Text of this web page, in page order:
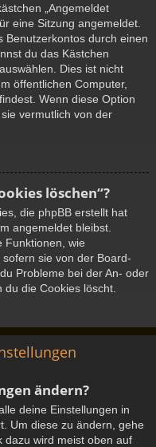
„Angemeldet
eine Sitzung angemeldet.
Benutzerkontos durch einen
du das Kästchen
Dies ist nicht
öffentlichen Computer,
Wenn diese Option
vermutlich von der
löschen“?
die phpBB erstellt hat
angemeldet bleibst.
Funktionen, wie
sofern sie von der Board-
Probleme bei der An- oder
die Cookies löscht.
ändern?
deine Einstellungen in
Um diese zu ändern, gehe
dazu wird meist oben auf